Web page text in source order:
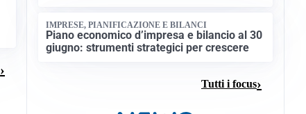
IMPRESE, PIANIFICAZIONE E BILANCI
Piano economico d’impresa e bilancio al 30
giugno: strumenti strategici per crescere
Tutti i focus